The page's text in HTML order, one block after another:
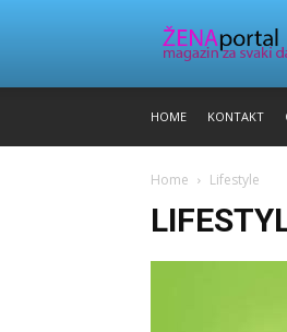
HOME KONTAKT
Home Lifestyle